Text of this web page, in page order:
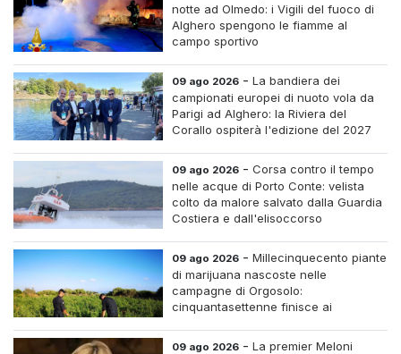
notte ad Olmedo: i Vigili del fuoco di
Alghero spengono le fiamme al
campo sportivo
09 ago 2026 -La bandiera dei
campionati europei di nuoto vola da
Parigi ad Alghero: la Riviera del
Corallo ospiterà l'edizione del 2027
09 ago 2026 -Corsa contro il tempo
nelle acque di Porto Conte: velista
colto da malore salvato dalla Guardia
Costiera e dall'elisoccorso
09 ago 2026 -Millecinquecento piante
di marijuana nascoste nelle
campagne di Orgosolo:
cinquantasettenne finisce ai
09 ago 2026 -La premier Meloni